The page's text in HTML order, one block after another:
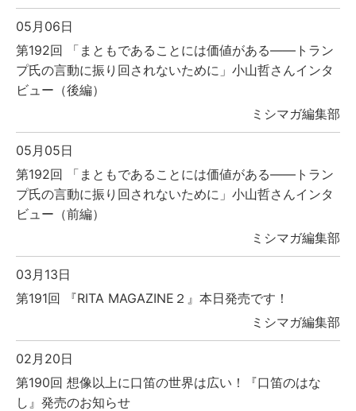
05月06日
第192回 「まともであることには価値がある――トラン
プ氏の言動に振り回されないために」小山哲さんインタ
ビュー（後編）
ミシマガ編集部
05月05日
第192回 「まともであることには価値がある――トラン
プ氏の言動に振り回されないために」小山哲さんインタ
ビュー（前編）
ミシマガ編集部
03月13日
第191回 『RITA MAGAZINE２』本日発売です！
ミシマガ編集部
02月20日
第190回 想像以上に口笛の世界は広い！『口笛のはな
し』発売のお知らせ